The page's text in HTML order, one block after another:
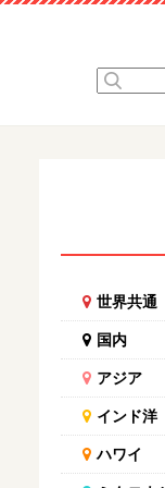
世界共通
国内
アジア
インド洋
ハワイ